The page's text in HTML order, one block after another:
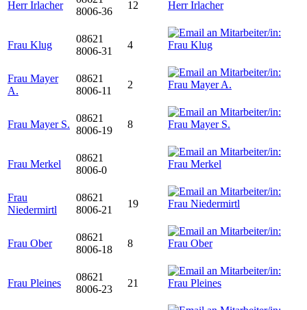
Herr Irlacher
8006-36
12
Frau Klug
08621
8006-31
4
Frau Mayer
A.
08621
8006-11
2
Frau Mayer S.
08621
8006-19
8
Frau Merkel
08621
8006-0
Frau
Niedermirtl
08621
8006-21
19
Frau Ober
08621
8006-18
8
Frau Pleines
08621
8006-23
21